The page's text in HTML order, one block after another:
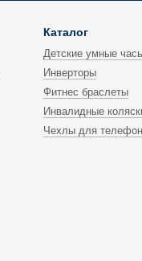
Каталог
Детские умные
Инверторы
Фитнес браслеты
Инвалидные
Чехлы для